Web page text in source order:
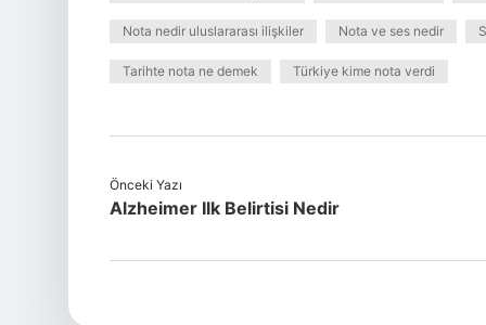
Nota nedir uluslararası ilişkiler Nota ve ses nedir
Tarihte nota ne demek Türkiye kime nota verdi
Önceki Yazı
Alzheimer Ilk Belirtisi Nedir